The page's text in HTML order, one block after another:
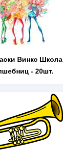
Винкс Школа
- 20шт.